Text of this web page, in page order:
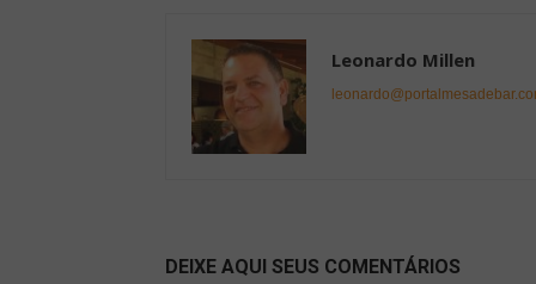
Leonardo Millen
DEIXE AQUI SEUS COMENTÁRIOS